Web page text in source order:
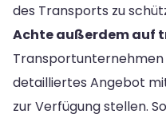
des Transports zu
Achte außerdem auf
detailliertes Angebot
zur Verfügung stellen.